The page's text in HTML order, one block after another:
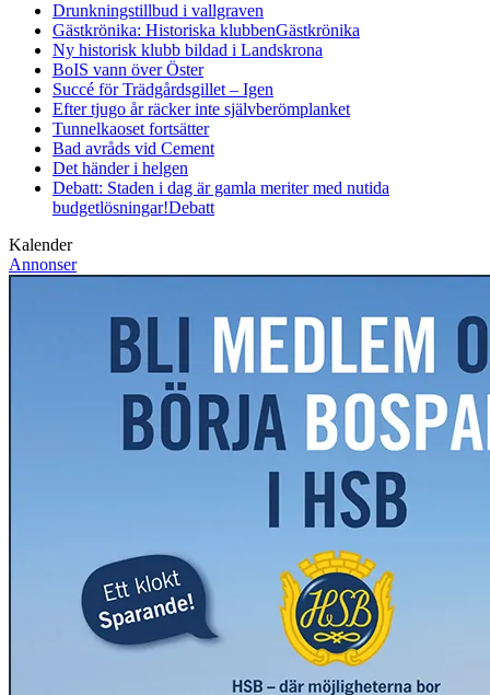
Drunkningstillbud i vallgraven
Gästkrönika: Historiska klubbenGästkrönika
Ny historisk klubb bildad i Landskrona
BoIS vann över Öster
Succé för Trädgårdsgillet – Igen
Efter tjugo år räcker inte självberömplanket
Tunnelkaoset fortsätter
Bad avråds vid Cement
Det händer i helgen
Debatt: Staden i dag är gamla meriter med nutida
budgetlösningar!Debatt
Kalender
Annonser